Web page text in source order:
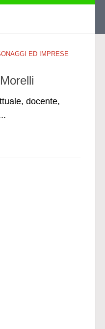
ED IMPRESE
docente,